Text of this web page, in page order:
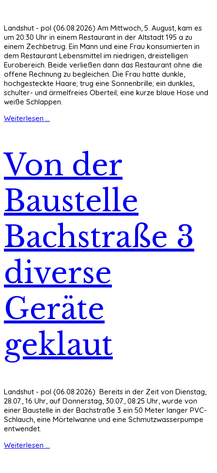
Landshut - pol (06.08.2026) Am Mittwoch, 5. August, kam es
um 20:30 Uhr in einem Restaurant in der Altstadt 195 a zu
einem Zechbetrug. Ein Mann und eine Frau konsumierten in
dem Restaurant Lebensmittel im niedrigen, dreistelligen
Eurobereich. Beide verließen dann das Restaurant ohne die
offene Rechnung zu begleichen. Die Frau hatte dunkle,
hochgesteckte Haare; trug eine Sonnenbrille; ein dunkles,
schulter- und ärmelfreies Oberteil; eine kurze blaue Hose und
weiße Schlappen.
Weiterlesen ...
Von der
Baustelle
Bachstraße 3
diverse
Geräte
geklaut
Landshut - pol (06.08.2026) Bereits in der Zeit von Dienstag,
28.07., 16 Uhr, auf Donnerstag, 30.07., 08:25 Uhr, wurde von
einer Baustelle in der Bachstraße 3 ein 50 Meter langer PVC-
Schlauch, eine Mörtelwanne und eine Schmutzwasserpumpe
entwendet.
Weiterlesen ...